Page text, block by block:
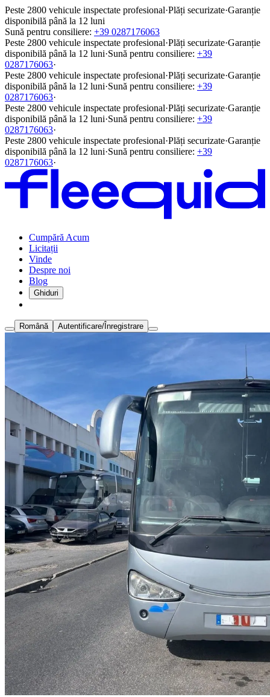
Peste 2800 vehicule inspectate profesional·Plăți securizate·Garanție
disponibilă până la 12 luni
Sună pentru consiliere: +39 0287176063
Peste 2800 vehicule inspectate profesional·Plăți securizate·Garanție
disponibilă până la 12 luni·Sună pentru consiliere: +39
0287176063·
Peste 2800 vehicule inspectate profesional·Plăți securizate·Garanție
disponibilă până la 12 luni·Sună pentru consiliere: +39
0287176063·
Peste 2800 vehicule inspectate profesional·Plăți securizate·Garanție
disponibilă până la 12 luni·Sună pentru consiliere: +39
0287176063·
Peste 2800 vehicule inspectate profesional·Plăți securizate·Garanție
disponibilă până la 12 luni·Sună pentru consiliere: +39
0287176063·
Cumpără Acum
Licitații
Vinde
Despre noi
Blog
Ghiduri
Română Autentificare/Înregistrare